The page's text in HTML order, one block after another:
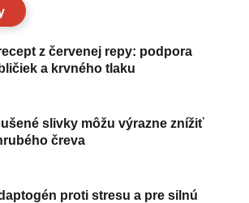
z červenej repy: podpora
a krvného tlaku
slivky môžu výrazne znížiť
čreva
proti stresu a pre silnú